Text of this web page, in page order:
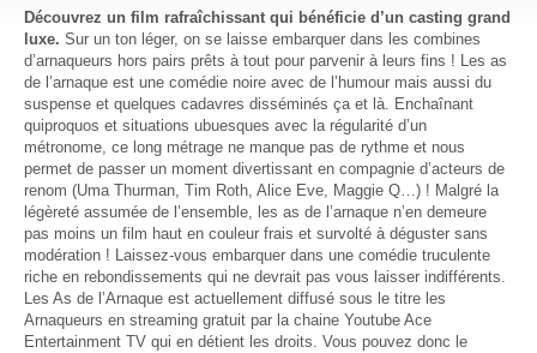
Découvrez un film rafraîchissant qui bénéficie d’un casting grand
luxe. Sur un ton léger, on se laisse embarquer dans les combines
d’arnaqueurs hors pairs prêts à tout pour parvenir à leurs fins ! Les as
de l’arnaque est une comédie noire avec de l’humour mais aussi du
suspense et quelques cadavres disséminés ça et là. Enchaînant
quiproquos et situations ubuesques avec la régularité d’un
métronome, ce long métrage ne manque pas de rythme et nous
permet de passer un moment divertissant en compagnie d’acteurs de
renom (Uma Thurman, Tim Roth, Alice Eve, Maggie Q…) ! Malgré la
légèreté assumée de l’ensemble, les as de l’arnaque n’en demeure
pas moins un film haut en couleur frais et survolté à déguster sans
modération ! Laissez-vous embarquer dans une comédie truculente
riche en rebondissements qui ne devrait pas vous laisser indifférents.
Les As de l’Arnaque est actuellement diffusé sous le titre les
Arnaqueurs en streaming gratuit par la chaine Youtube Ace
Entertainment TV qui en détient les droits. Vous pouvez donc le